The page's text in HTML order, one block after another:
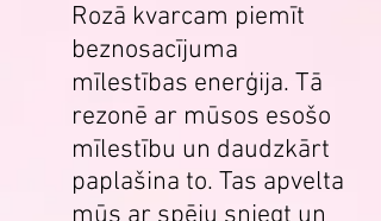
Rozā kvarcam piemīt
beznosacījuma
mīlestības enerģija. Tā
rezonē ar mūsos esošo
mīlestību un daudzkārt
paplašina to. Tas apvelta